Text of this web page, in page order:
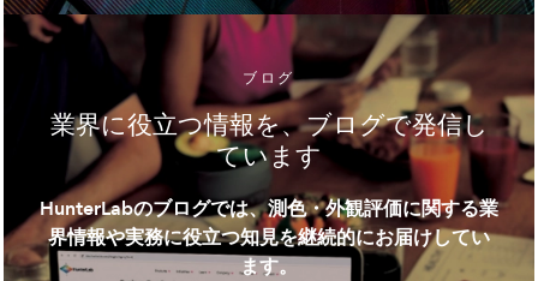
ブログ
業界に役立つ情報を、ブログで発信し
ています
HunterLabのブログでは、測色・外観評価に関する業
界情報や実務に役立つ知見を継続的にお届けしてい
ます。